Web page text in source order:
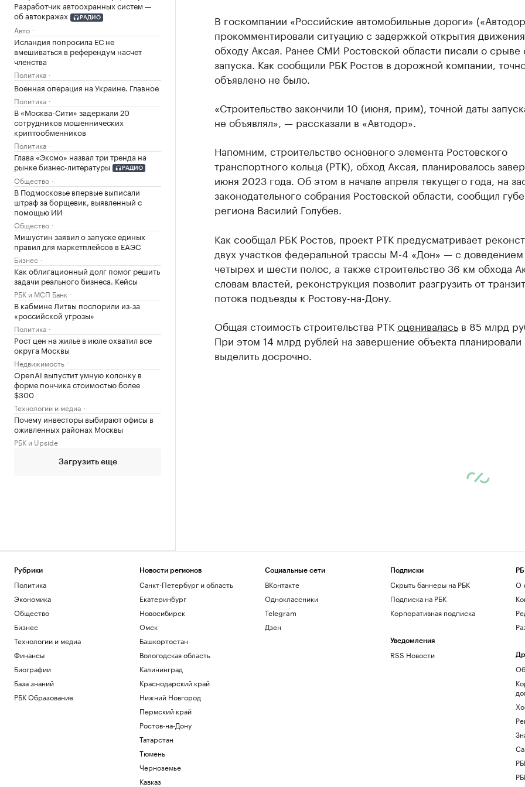
Разработчик автоохранных систем —
об автокражах
РАДИО
Авто
Исландия попросила ЕС не
вмешиваться в референдум насчет
членства
Политика
Военная операция на Украине. Главное
Политика
В «Москва-Сити» задержали 20
сотрудников мошеннических
криптообменников
Политика
Глава «Эксмо» назвал три тренда на
рынке бизнес-литературы
РАДИО
Общество
В Подмосковье впервые выписали
штраф за борщевик, выявленный с
помощью ИИ
Общество
Мишустин заявил о запуске единых
правил для маркетплейсов в ЕАЭС
Бизнес
Как облигационный долг помог решить
задачи реального бизнеса. Кейсы
РБК и МСП Банк
В кабмине Литвы поспорили из-за
«российской угрозы»
Политика
Рост цен на жилье в июле охватил все
округа Москвы
Недвижимость
OpenAI выпустит умную колонку в
форме пончика стоимостью более
$300
Технологии и медиа
Почему инвесторы выбирают офисы в
оживленных районах Москвы
РБК и Upside
Загрузить еще
В госкомпании «Российские автомобильные дороги»
прокомментировали ситуацию с задержкой открытия
обходу Аксая. Ранее СМИ Ростовской области писали о срыве
запуска. Как сообщили РБК Ростов в дорожной компании,
объявлено не было.
«Строительство закончили 10 (июня, прим), точной даты
не объявлял», — рассказали в «Автодор».
Напомним, строительство основного элемента Ростовского
транспортного кольца (РТК), обход Аксая, планировалось
июня 2023 года. Об этом в начале апреля текущего года, на
законодательного собрания Ростовской области, сообщил
региона Василий Голубев.
Как сообщал РБК Ростов, проект РТК предусматривает
двух участков федеральной трассы М-4 «Дон» — с
четырех и шести полос, а также строительство 36 км обхода
словам властей, реконструкция позволит разгрузить от
потока подъезды к Ростову-на-Дону.
Общая стоимость строительства РТКоцениваласьв 85 млрд
При этом 14 млрд рублей на завершение объекта планировали
выделить досрочно.
Рубрики
Политика
Экономика
Общество
Бизнес
Технологии и медиа
Финансы
Биографии
База знаний
РБК Образование
Новости регионов
Санкт-Петербург и область
Екатеринбург
Новосибирск
Омск
Башкортостан
Вологодская область
Калининград
Краснодарский край
Нижний Новгород
Пермский край
Ростов-на-Дону
Татарстан
Тюмень
Черноземье
Кавказ
Социальные сети
ВКонтакте
Одноклассники
Telegram
Дзен
Подписки
Скрыть баннеры на РБК
Подписка на РБК
Корпоративная подписка
Уведомления
RSS Новости
О